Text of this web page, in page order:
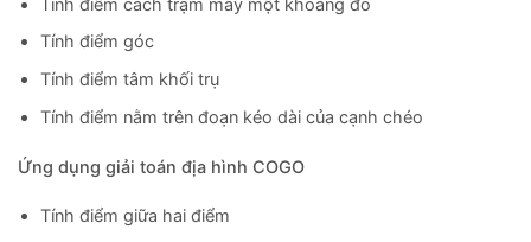
Tính điểm cách trạm máy một khoảng đo
Tính điểm góc
Tính điểm tâm khối trụ
Tính điểm nằm trên đoạn kéo dài của cạnh chéo
Ứng dụng giải toán địa hình COGO
Tính điểm giữa hai điểm